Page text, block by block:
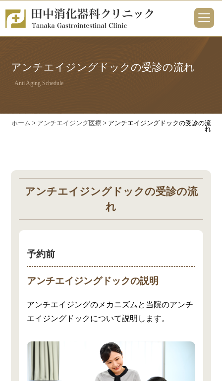
アンチエイジングドックの受診の流れ
Anti Aging Schedule
ホーム > アンチエイジング医療 > アンチエイジングドックの受診の流
れ
アンチエイジングドックの受診の流
れ
予約前
アンチエイジングドックの説明
アンチエイジングのメカニズムと当院のアンチ
エイジングドックについて説明します。